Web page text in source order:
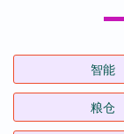
智能
粮仓